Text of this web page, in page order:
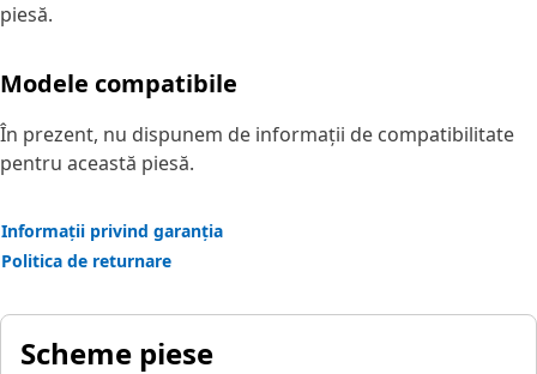
piesă.
Modele compatibile
În prezent, nu dispunem de informații de compatibilitate
pentru această piesă.
Informații privind garanția
Politica de returnare
Scheme piese